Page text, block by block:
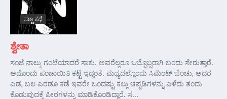
ಸಣ್ಣ ಕಥೆ
ಶ್ವೇತಾ
ಸಂಜೆ ನಾಲ್ಕು ಗಂಟೆಯಾದರೆ ಸಾಕು. ಅವರೆಲ್ಲರೂ ಒಬ್ಬೊಬ್ಬರಾಗಿ ಬಂದು ಸೇರುತ್ತಾರೆ.
ಅದೊಂದು ಪಂಚಾಯಿತಿ ಕಟ್ಟೆ ಇದ್ದಂತೆ. ಮಧ್ಯದಲ್ಲೊಂದು ಸಿಮೆಂಟ್ ಬೆಂಚು, ಅದರ
ಎಡ, ಬಲ ಎರಡೂ ಕಡೆ ಇವರೇ ಒಂದಷ್ಟು ಕಲ್ಲು ಚಪ್ಪಡಿಗಳನ್ನು ಎಳೆದು ತಂದು
ಕೊಡುವುದಕ್ಕೆ ಪೀಠಗಳನ್ನು ಮಾಡಿಕೊಂಡಿದ್ದಾರೆ. ಸ...